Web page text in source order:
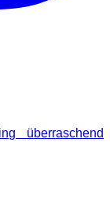
überraschend